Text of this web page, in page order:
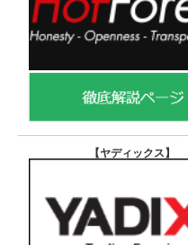
【ヤディックス】